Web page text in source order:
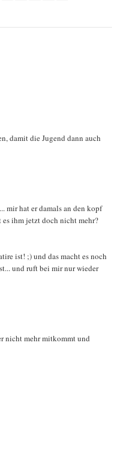
damit die Jugend dann auch
mir hat er damals an den kopf
es ihm jetzt doch nicht mehr?
ist! ;) und das macht es noch
und ruft bei mir nur wieder
nicht mehr mitkommt und